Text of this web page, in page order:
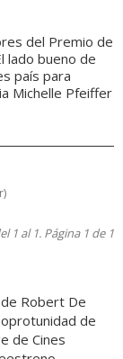
del Premio de
lado bueno de
país para
Michelle Pfeiffer
)
1 al 1. Página 1 de 1
Robert De
de
de Cines